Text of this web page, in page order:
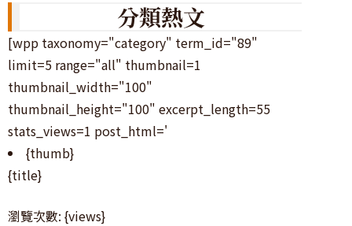
分類熱文
[wpp taxonomy="category" term_id="89"
limit=5 range="all" thumbnail=1
thumbnail_width="100"
thumbnail_height="100" excerpt_length=55
stats_views=1 post_html='
{thumb}
{title}
瀏覽次數: {views}